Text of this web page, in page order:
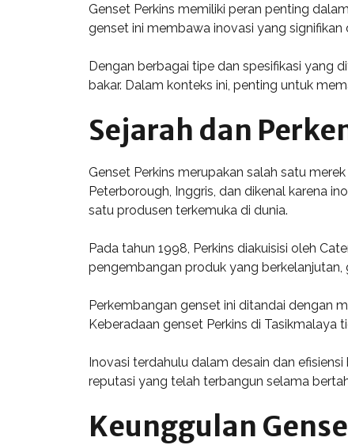
Genset Perkins memiliki peran penting
genset ini membawa inovasi yang
Dengan berbagai tipe dan spesifikasi yang
bakar. Dalam konteks ini, penting untuk
Sejarah dan
Genset Perkins merupakan salah satu
Peterborough, Inggris, dan dikenal karena
satu produsen terkemuka di dunia.
Pada tahun 1998, Perkins diakuisisi oleh
pengembangan produk yang berkelanjutan,
Perkembangan genset ini ditandai dengan
Keberadaan genset Perkins di Tasikmalaya
Inovasi terdahulu dalam desain dan
reputasi yang telah terbangun selama
Keunggulan